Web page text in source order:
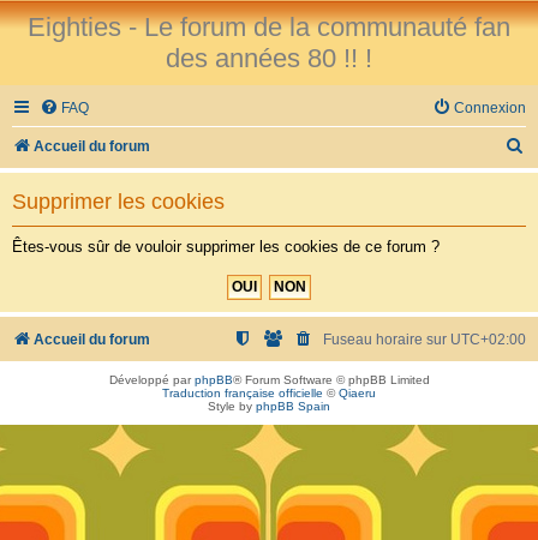
Eighties - Le forum de la communauté fan
des années 80 !! !
FAQ Connexion
Accueil du forum
e
h
r
Supprimer les cookies
Êtes-vous sûr de vouloir supprimer les cookies de ce forum ?
Accueil du forum Fuseau horaire sur UTC+02:00
Développé parphpBB® Forum Software © phpBB Limited
Traduction française officielle ©Qiaeru
Style by phpBB Spain